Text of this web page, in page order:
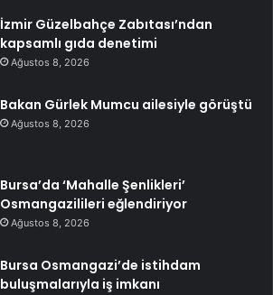
İzmir Güzelbahçe Zabıtası’ndan
kapsamlı gıda denetimi
Ağustos 8, 2026
Bakan Gürlek Mumcu ailesiyle görüştü
Ağustos 8, 2026
Bursa’da ‘Mahalle Şenlikleri’
Osmangazilileri eğlendiriyor
Ağustos 8, 2026
Bursa Osmangazi’de istihdam
buluşmalarıyla iş imkanı